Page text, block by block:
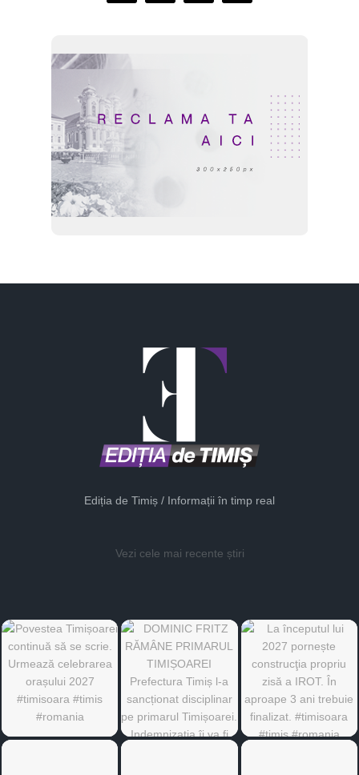
Ediția de Timiș / Informații în timp real
Vezi cele mai recente știri